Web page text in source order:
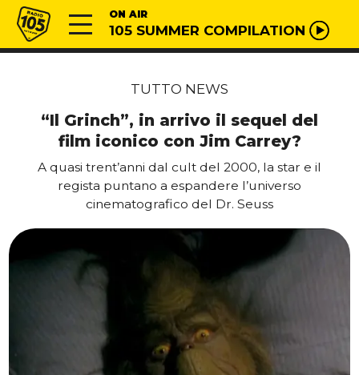
Vai al contenuto
Radio 105 ON AIR
105 SUMMER COMPILATION
TUTTO NEWS
“Il Grinch”, in arrivo il sequel del
film iconico con Jim Carrey?
A quasi trent’anni dal cult del 2000, la star e il
regista puntano a espandere l’universo
cinematografico del Dr. Seuss